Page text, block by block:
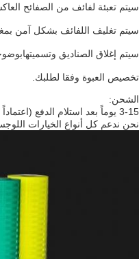
سيتم تعبئة لفائف من الصفائح
سيتم تغليف اللفائف بشكل آمن
سيتم إغلاق الصناديق وتسميتها
تخصيص العبوة وفقا لطلبك.
الشحن:
3-15 يوماً بعد استلام الدفع (اعتماداً على كمية الطلب)
نحن ندعم كل أنواع الخيارات